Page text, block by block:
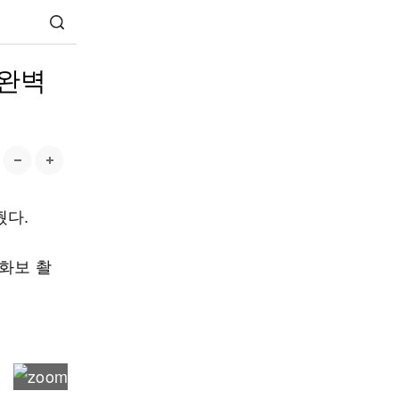
벽
다.
보 촬